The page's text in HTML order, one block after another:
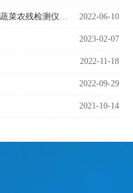
蔬菜农药残留检测在哪可以检测？蔬菜农残检测仪快速检测 2022-06-10
2023-02-07
2022-11-18
2022-09-29
2021-10-14